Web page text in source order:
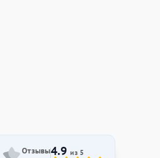
Отзывы4.9из 5